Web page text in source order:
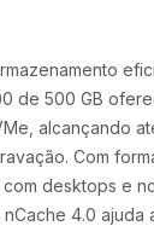
de 500 GB
alcançando
Com
desktops e
4.0 ajuda